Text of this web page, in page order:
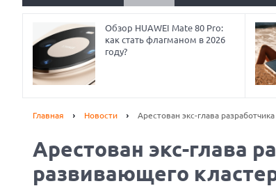
Обзор HUAWEI Mate 80 Pro:
как стать флагманом в 2026
году?
Главная Новости Арестован экс-глава
Арестован экс-глава
развивающего
Prev